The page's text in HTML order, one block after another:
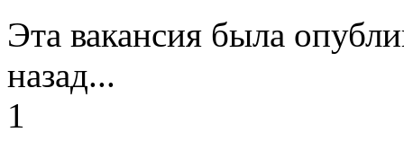
Эта вакансия была
назад...
1